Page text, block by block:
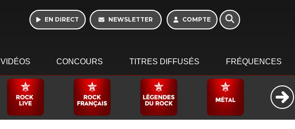
EN DIRECT NEWSLETTER COMPTE
VIDÉOS CONCOURS TITRES DIFFUSÉS FRÉQUENCES